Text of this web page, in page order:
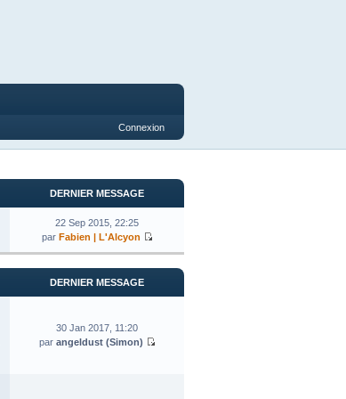
Connexion
DERNIER MESSAGE
22 Sep 2015, 22:25
par Fabien | L'Alcyon
DERNIER MESSAGE
30 Jan 2017, 11:20
par angeldust (Simon)